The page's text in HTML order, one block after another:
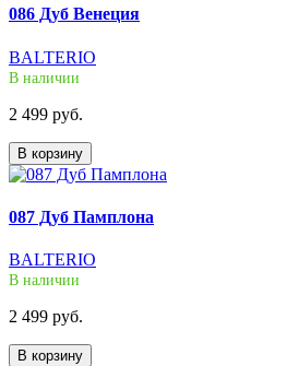
086 Дуб Венеция
BALTERIO
В наличии
2 499 руб.
В корзину
087 Дуб Памплона
BALTERIO
В наличии
2 499 руб.
В корзину